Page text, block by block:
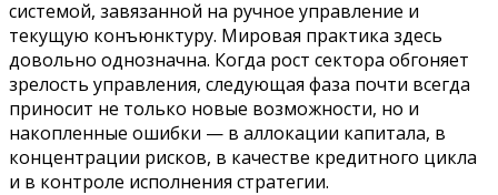
системой, завязанной на ручное управление и
текущую конъюнктуру. Мировая практика здесь
довольно однозначна. Когда рост сектора обгоняет
зрелость управления, следующая фаза почти всегда
приносит не только новые возможности, но и
накопленные ошибки — в аллокации капитала, в
концентрации рисков, в качестве кредитного цикла
и в контроле исполнения стратегии.